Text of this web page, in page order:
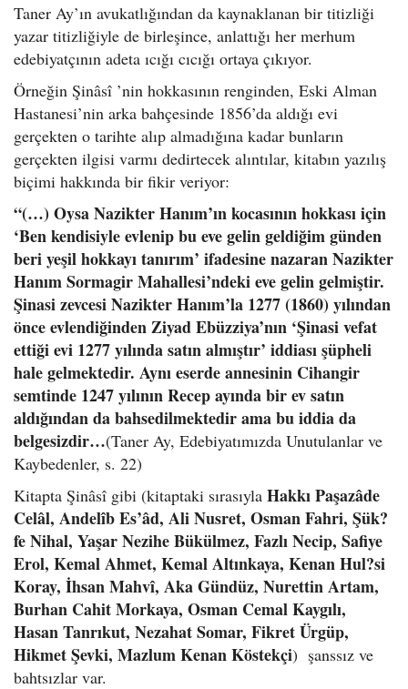
Taner Ay’ın avukatlığından da kaynaklanan bir titizliği
yazar titizliğiyle de birleşince, anlattığı her merhum
edebiyatçının adeta ıcığı cıcığı ortaya çıkıyor.
Örneğin Şinâsî ’nin hokkasının renginden, Eski Alman
Hastanesi’nin arka bahçesinde 1856’da aldığı evi
gerçekten o tarihte alıp almadığına kadar bunların
gerçekten ilgisi varmı dedirtecek alıntılar, kitabın yazılış
biçimi hakkında bir fikir veriyor:
“(…) Oysa Nazikter Hanım’ın kocasının hokkası için
‘Ben kendisiyle evlenip bu eve gelin geldiğim günden
beri yeşil hokkayı tanırım’ ifadesine nazaran Nazikter
Hanım Sormagir Mahallesi’ndeki eve gelin gelmiştir.
Şinasi zevcesi Nazikter Hanım’la 1277 (1860) yılından
önce evlendiğinden Ziyad Ebüzziya’nın ‘Şinasi vefat
ettiği evi 1277 yılında satın almıştır’ iddiası şüpheli
hale gelmektedir. Aynı eserde annesinin Cihangir
semtinde 1247 yılının Recep ayında bir ev satın
aldığından da bahsedilmektedir ama bu iddia da
belgesizdir…(Taner Ay, Edebiyatımızda Unutulanlar ve
Kaybedenler, s. 22)
Kitapta Şinâsî gibi (kitaptaki sırasıyla Hakkı Paşazâde
Celâl, Andelîb Es’âd, Ali Nusret, Osman Fahri, Şük?
fe Nihal, Yaşar Nezihe Bükülmez, Fazlı Necip, Safiye
Erol, Kemal Ahmet, Kemal Altınkaya, Kenan Hul?si
Koray, İhsan Mahvî, Aka Gündüz, Nurettin Artam,
Burhan Cahit Morkaya, Osman Cemal Kaygılı,
Hasan Tanrıkut, Nezahat Somar, Fikret Ürgüp,
Hikmet Şevki, Mazlum Kenan Köstekçi) şanssız ve
bahtsızlar var.